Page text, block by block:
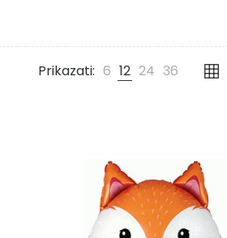
Prikazati: 6 12 24 36